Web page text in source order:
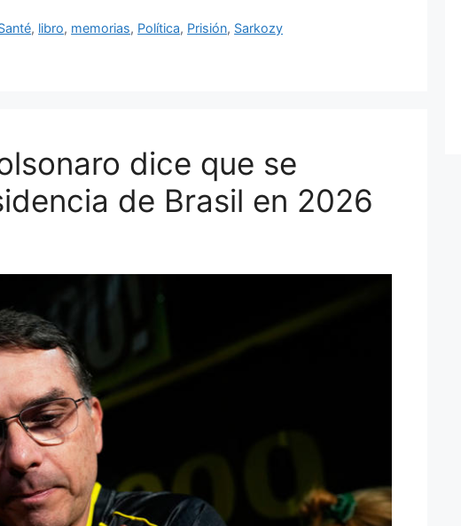
, libro, memorias, Política, Prisión, Sarkozy
dice que se
de Brasil en 2026